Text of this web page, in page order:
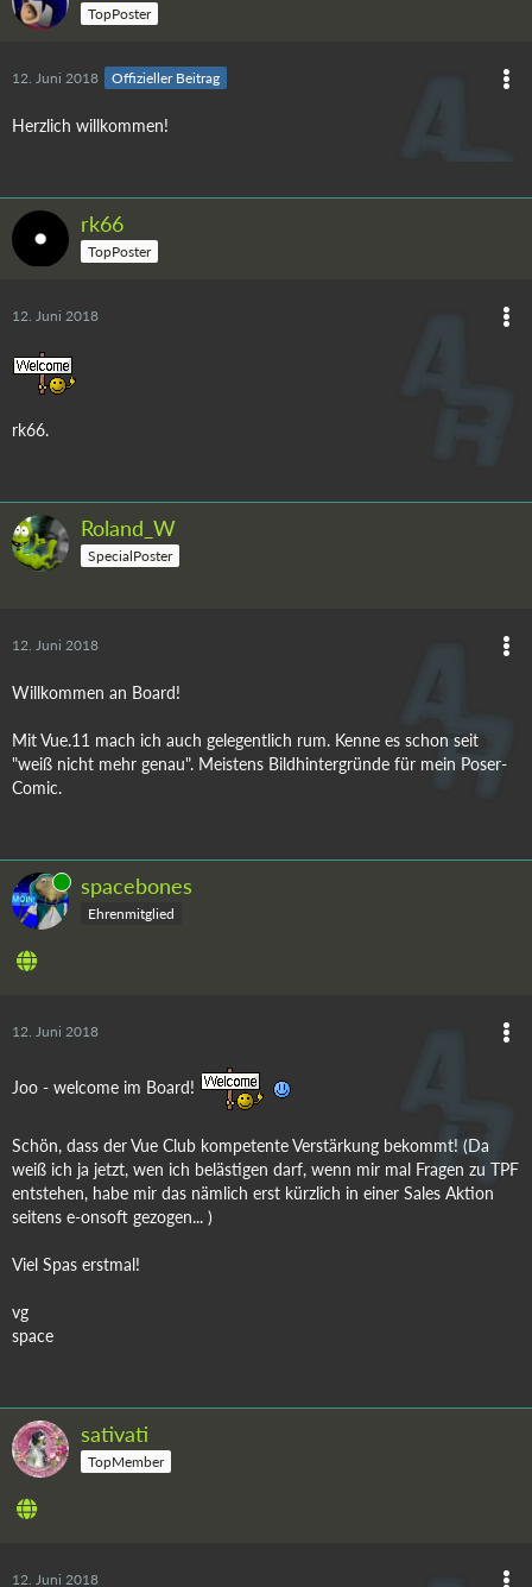
TopPoster
12. Juni 2018 Offizieller Beitrag
Herzlich willkommen!
rk66
TopPoster
12. Juni 2018
rk66.
Roland_W
SpecialPoster
12. Juni 2018
Willkommen an Board!
Mit Vue.11 mach ich auch gelegentlich rum. Kenne es schon seit
"weiß nicht mehr genau". Meistens Bildhintergründe für mein Poser-
Comic.
Online spacebones
Ehrenmitglied
12. Juni 2018
Joo - welcome im Board!
Schön, dass der Vue Club kompetente Verstärkung bekommt! (Da
weiß ich ja jetzt, wen ich belästigen darf, wenn mir mal Fragen zu TPF
entstehen, habe mir das nämlich erst kürzlich in einer Sales Aktion
seitens e-onsoft gezogen... )
Viel Spas erstmal!
vg
space
sativati
TopMember
12. Juni 2018